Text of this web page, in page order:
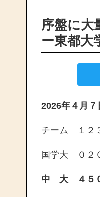
序盤に大
ー東都大
2026年４月
チーム １２
国学大 ０２
中 大 ４５